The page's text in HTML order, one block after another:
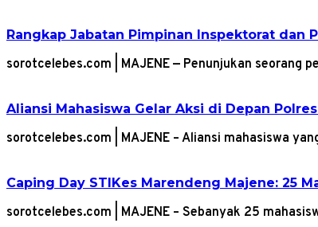
Rangkap Jabatan Pimpinan Inspektorat dan
sorotcelebes.com | MAJENE — Penunjukan
Aliansi Mahasiswa Gelar Aksi di Depan
sorotcelebes.com | MAJENE – Aliansi mahasiswa
Caping Day STIKes Marendeng Majene: 25
sorotcelebes.com | MAJENE – Sebanyak 25